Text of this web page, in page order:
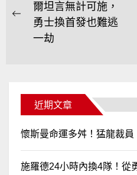
章
Previous
post:
爾坦言無計可施，
勇士換首發也難逃
一劫
近期文章
懷斯曼命運多舛！猛龍裁員
施羅德24小時內換4隊！從